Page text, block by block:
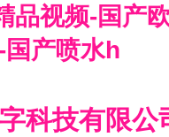
品视频-国产
产喷水h
科技有限公